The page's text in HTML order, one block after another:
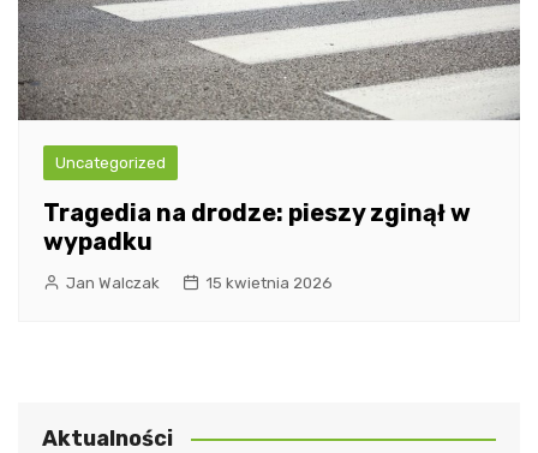
Uncategorized
Tragedia na drodze: pieszy zginął w
wypadku
Jan Walczak 15 kwietnia 2026
Aktualności